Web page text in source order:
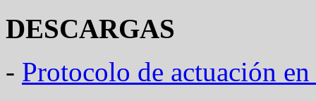
DESCARGAS
- Protocolo de actuación